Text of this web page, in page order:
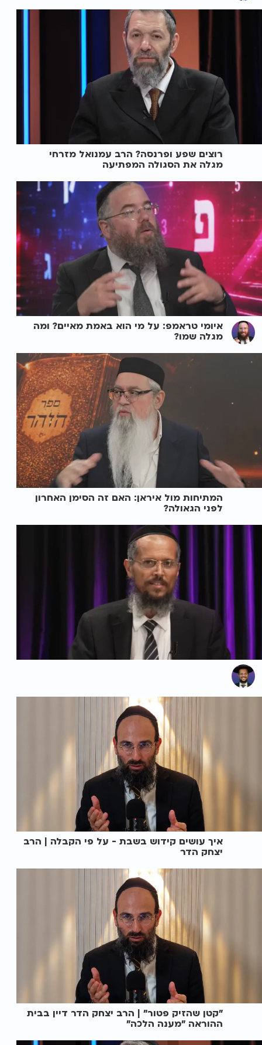
רוצים שפע ופרנסה? הרב עמנואל מזרחי
מגלה את הסגולה המפתיעה
איומי טראמפ: על מי הוא באמת מאיים? ומה
מגלה שמו?
המתיחות מול איראן: האם זה הסימן האחרון
לפני הגאולה?
איך עושים קידוש בשבת - על פי הקבלה | הרב
יצחק הדר
"קטן שהזיק פטור" | הרב יצחק הדר דיין בבית
ההוראה "מענה הלכה"